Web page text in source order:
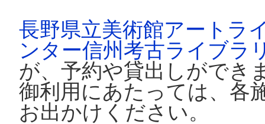
長野県立美術館アートラ
ンター信州考古ライブラ
が、予約や貸出しができ
御利用にあたっては、各
お出かけください。